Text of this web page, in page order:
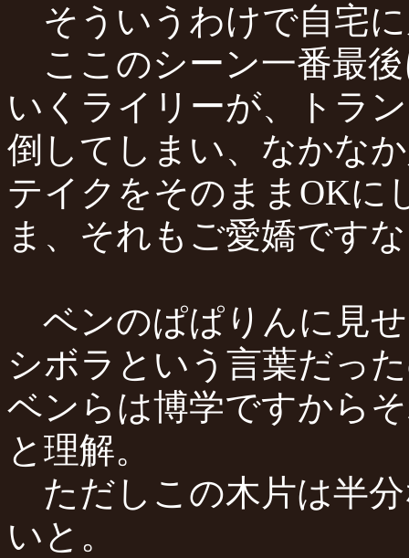
そういうわけで自宅
ここのシーン一番最
いくライリーが、トラ
倒してしまい、なかな
テイクをそのままOKに
ま、それもご愛嬌です
ベンのぱぱりんに見
シボラという言葉だっ
ベンらは博学ですから
と理解。
ただしこの木片は半
いと。